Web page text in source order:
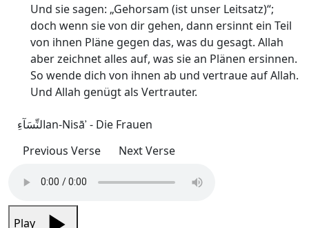
Und sie sagen: „Gehorsam (ist unser Leitsatz)“;
doch wenn sie von dir gehen, dann ersinnt ein Teil
von ihnen Pläne gegen das, was du gesagt. Allah
aber zeichnet alles auf, was sie an Plänen ersinnen.
So wende dich von ihnen ab und vertraue auf Allah.
Und Allah genügt als Vertrauter.
النِّسَآءِan-Nisāʾ - Die Frauen
Previous Verse
Next Verse
Play